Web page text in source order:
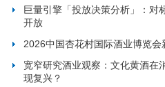
巨量引擎「投放决策分析」：对
开放
2026中国杏花村国际酒业博览
宽窄研究酒业观察：文化黄酒在
现复兴？